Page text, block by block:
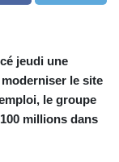
jeudi une
le site
le groupe
millions dans